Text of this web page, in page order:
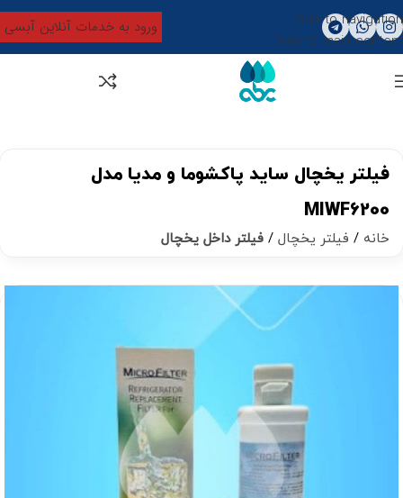
Skip to navigation
Skip to main content
ورود به خدمات آنلاین آبسی
فیلتر یخچال ساید پاکشوما و مدیا مدل
MIWF6200
خانه فیلتر یخچال فیلتر داخل یخچال